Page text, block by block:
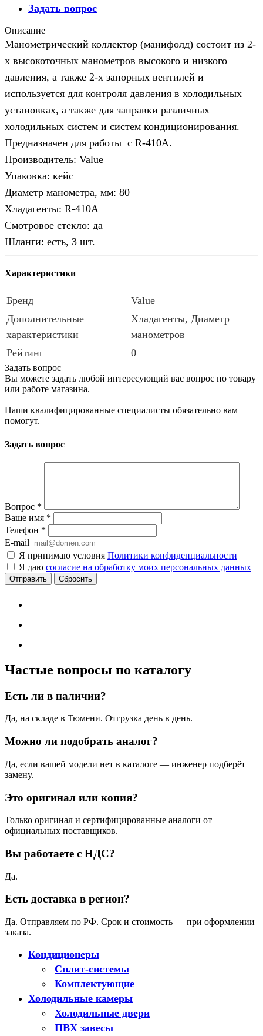
Задать вопрос
Описание
Манометрический коллектор (манифолд) состоит из 2-
х высокоточных манометров высокого и низкого
давления, а также 2-х запорных вентилей и
используется для контроля давления в холодильных
установках, а также для заправки различных
холодильных систем и систем кондиционирования.
Предназначен для работы с R-410А.
Производитель: Value
Упаковка: кейс
Диаметр манометра, мм: 80
Хладагенты: R-410А
Смотровое стекло: да
Шланги: есть, 3 шт.
Характеристики
Бренд
Value
Дополнительные
характеристики
Хладагенты, Диаметр
манометров
Рейтинг
0
Задать вопрос
Вы можете задать любой интересующий вас вопрос по товару
или работе магазина.
Наши квалифицированные специалисты обязательно вам
помогут.
Задать вопрос
Вопрос *
Ваше имя *
Телефон *
E-mail
Я принимаю условия Политики конфиденциальности
Я даю согласие на обработку моих персональных данных
Сбросить
Частые вопросы по каталогу
Есть ли в наличии?
Да, на складе в Тюмени. Отгрузка день в день.
Можно ли подобрать аналог?
Да, если вашей модели нет в каталоге — инженер подберёт
замену.
Это оригинал или копия?
Только оригинал и сертифицированные аналоги от
официальных поставщиков.
Вы работаете с НДС?
Да.
Есть доставка в регион?
Да. Отправляем по РФ. Срок и стоимость — при оформлении
заказа.
Кондиционеры
Сплит-системы
Комплектующие
Холодильные камеры
Холодильные двери
ПВХ завесы